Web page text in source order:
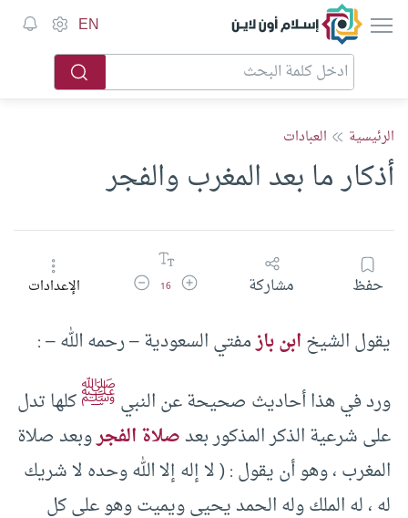
إسلام أون لاين EN
الرئيسية العبادات
أذكار ما بعد المغرب والفجر
حفظ مشاركة زيادة حجم الخط
16 تقليل حجم الخطالإعدادات
يقول الشيخابن بازمفتي السعودية – رحمه الله – :
ورد في هذا أحاديث صحيحة عن النبيﷺكلها تدل
على شرعية الذكر المذكور بعدصلاة الفجروبعد صلاة
المغرب ، وهو أن يقول : ( لا إله إلا الله وحده لا شريك
له ، له الملك وله الحمد يحيي ويميت وهو على كل